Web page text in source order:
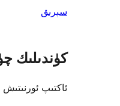
سېرىق
كۈندىلىك
ئاكتىپ